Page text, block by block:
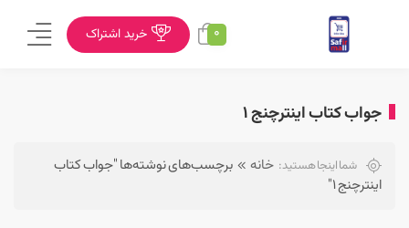
0 خرید اشتراک
جواب کتاب اینترچنج 1
شما اینجا هستید: خانه
برچسب‌های نوشته‌ها "جواب کتاب
اینترچنج 1"